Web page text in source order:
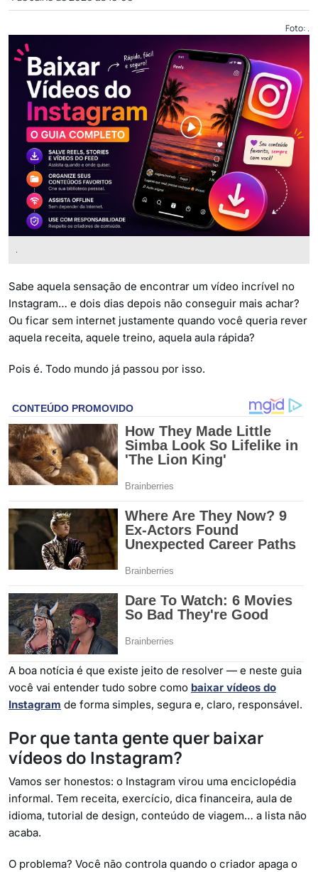
Foto: .
.
Sabe aquela sensação de encontrar um vídeo incrível no
Instagram… e dois dias depois não conseguir mais achar?
Ou ficar sem internet justamente quando você queria rever
aquela receita, aquele treino, aquela aula rápida?
Pois é. Todo mundo já passou por isso.
A boa notícia é que existe jeito de resolver — e neste guia
você vai entender tudo sobre como baixar vídeos do
Instagram de forma simples, segura e, claro, responsável.
Por que tanta gente quer baixar
vídeos do Instagram?
Vamos ser honestos: o Instagram virou uma enciclopédia
informal. Tem receita, exercício, dica financeira, aula de
idioma, tutorial de design, conteúdo de viagem… a lista não
acaba.
O problema? Você não controla quando o criador apaga o